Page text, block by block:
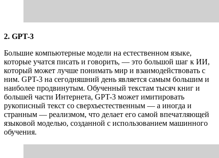
2. GPT-3
Большие компьютерные модели на естественном языке,
которые учатся писать и говорить, — это большой шаг к ИИ,
который может лучше понимать мир и взаимодействовать с
ним. GPT-3 на сегодняшний день является самым большим и
наиболее продвинутым. Обученный текстам тысяч книг и
большей части Интернета, GPT-3 может имитировать
рукописный текст со сверхъестественным — а иногда и
странным — реализмом, что делает его самой впечатляющей
языковой моделью, созданной с использованием машинного
обучения.